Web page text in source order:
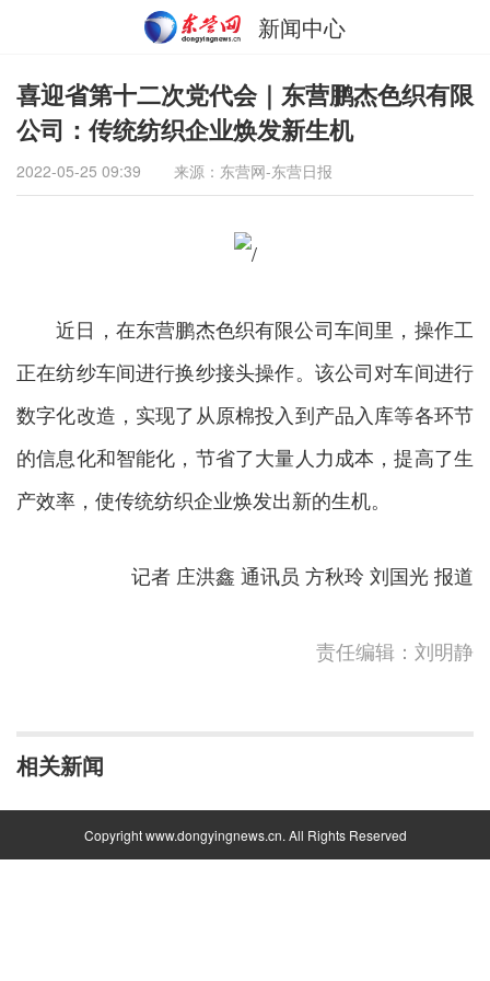
新闻中心
喜迎省第十二次党代会｜东营鹏杰色织有限
公司：传统纺织企业焕发新生机
2022-05-25 09:39 来源：东营网-东营日报
近日，在东营鹏杰色织有限公司车间里，操作工
正在纺纱车间进行换纱接头操作。该公司对车间进行
数字化改造，实现了从原棉投入到产品入库等各环节
的信息化和智能化，节省了大量人力成本，提高了生
产效率，使传统纺织企业焕发出新的生机。
记者 庄洪鑫 通讯员 方秋玲 刘国光 报道
责任编辑：刘明静
相关新闻
Copyright www.dongyingnews.cn. All Rights Reserved